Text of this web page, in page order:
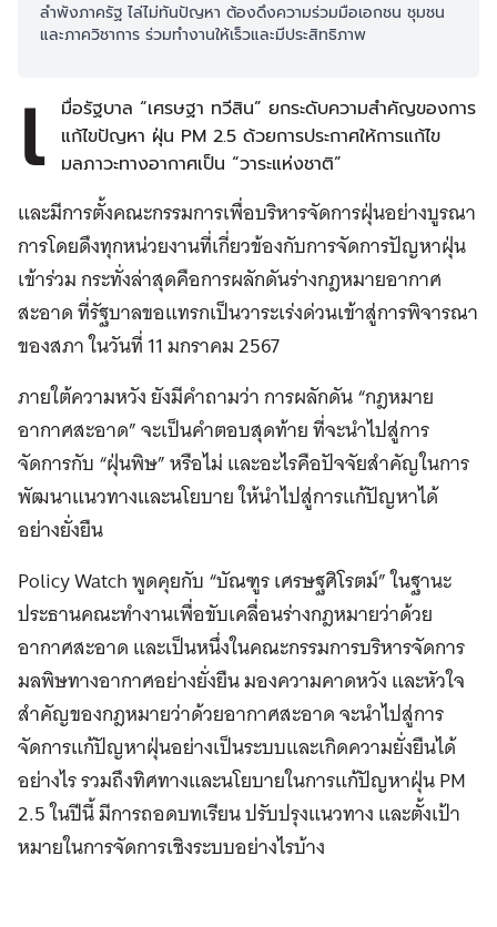
ลำพังภาครัฐ ไล่ไม่ทันปัญหา ต้องดึงความร่วมมือเอกชน ชุมชน
และภาควิชาการ ร่วมทำงานให้เร็วและมีประสิทธิภาพ
เ
มื่อรัฐบาล “เศรษฐา ทวีสิน” ยกระดับความสำคัญของการ
แก้ไขปัญหา ฝุ่น PM 2.5 ด้วยการประกาศให้การแก้ไข
มลภาวะทางอากาศเป็น “วาระแห่งชาติ”
และมีการตั้งคณะกรรมการเพื่อบริหารจัดการฝุ่นอย่างบูรณา
การโดยดึงทุกหน่วยงานที่เกี่ยวข้องกับการจัดการปัญหาฝุ่น
เข้าร่วม กระทั่งล่าสุดคือการผลักดันร่างกฎหมายอากาศ
สะอาด ที่รัฐบาลขอแทรกเป็นวาระเร่งด่วนเข้าสู่การพิจารณา
ของสภา ในวันที่ 11 มกราคม 2567
ภายใต้ความหวัง ยังมีคำถามว่า การผลักดัน “กฎหมาย
อากาศสะอาด” จะเป็นคำตอบสุดท้าย ที่จะนำไปสู่การ
จัดการกับ “ฝุ่นพิษ” หรือไม่ และอะไรคือปัจจัยสำคัญในการ
พัฒนาแนวทางและนโยบาย ให้นำไปสู่การแก้ปัญหาได้
อย่างยั่งยืน
Policy Watch พูดคุยกับ “บัณฑูร เศรษฐศิโรตม์” ในฐานะ
ประธานคณะทำงานเพื่อขับเคลื่อนร่างกฎหมายว่าด้วย
อากาศสะอาด และเป็นหนึ่งในคณะกรรมการบริหารจัดการ
มลพิษทางอากาศอย่างยั่งยืน มองความคาดหวัง และหัวใจ
สำคัญของกฎหมายว่าด้วยอากาศสะอาด จะนำไปสู่การ
จัดการแก้ปัญหาฝุ่นอย่างเป็นระบบและเกิดความยั่งยืนได้
อย่างไร รวมถึงทิศทางและนโยบายในการแก้ปัญหาฝุ่น PM
2.5 ในปีนี้ มีการถอดบทเรียน ปรับปรุงแนวทาง และตั้งเป้า
หมายในการจัดการเชิงระบบอย่างไรบ้าง